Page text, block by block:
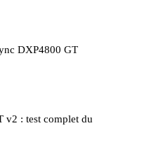
DXP4800 GT
v2 : test complet du